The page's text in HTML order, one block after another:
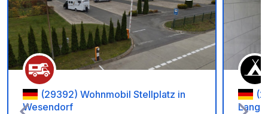
Zu Ihren Favoriten
(29392) Wohnmobil Stellplatz in
Wesendorf